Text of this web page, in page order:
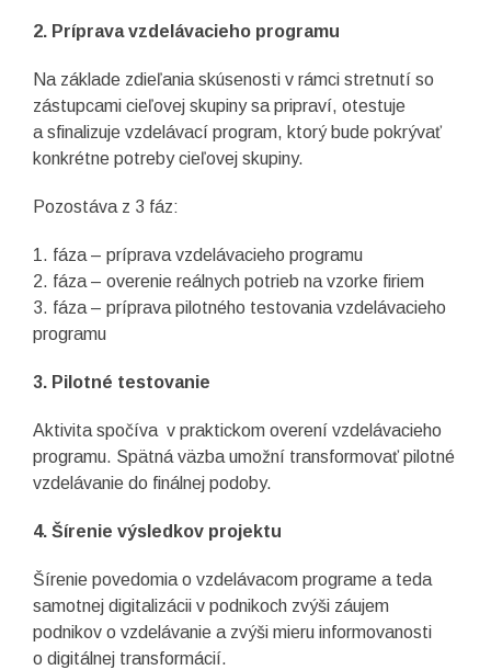
2. Príprava vzdelávacieho programu
Na základe zdieľania skúsenosti v rámci stretnutí so
zástupcami cieľovej skupiny sa pripraví, otestuje
a sfinalizuje vzdelávací program, ktorý bude pokrývať
konkrétne potreby cieľovej skupiny.
Pozostáva z 3 fáz:
1. fáza – príprava vzdelávacieho programu
2. fáza – overenie reálnych potrieb na vzorke firiem
3. fáza – príprava pilotného testovania vzdelávacieho
programu
3. Pilotné testovanie
Aktivita spočíva v praktickom overení vzdelávacieho
programu. Spätná väzba umožní transformovať pilotné
vzdelávanie do finálnej podoby.
4. Šírenie výsledkov projektu
Šírenie povedomia o vzdelávacom programe a teda
samotnej digitalizácii v podnikoch zvýši záujem
podnikov o vzdelávanie a zvýši mieru informovanosti
o digitálnej transformácií.